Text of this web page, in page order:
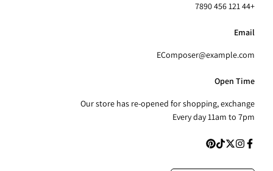
+44 121 456 7890
Email
EComposer@example.com
Open Time
Our store has re-opened for shopping, exchange
Every day 11am to 7pm